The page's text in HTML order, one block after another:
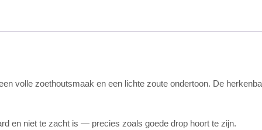
volle zoethoutsmaak en een lichte zoute ondertoon. De
en niet te zacht is — precies zoals goede drop hoort te zijn.